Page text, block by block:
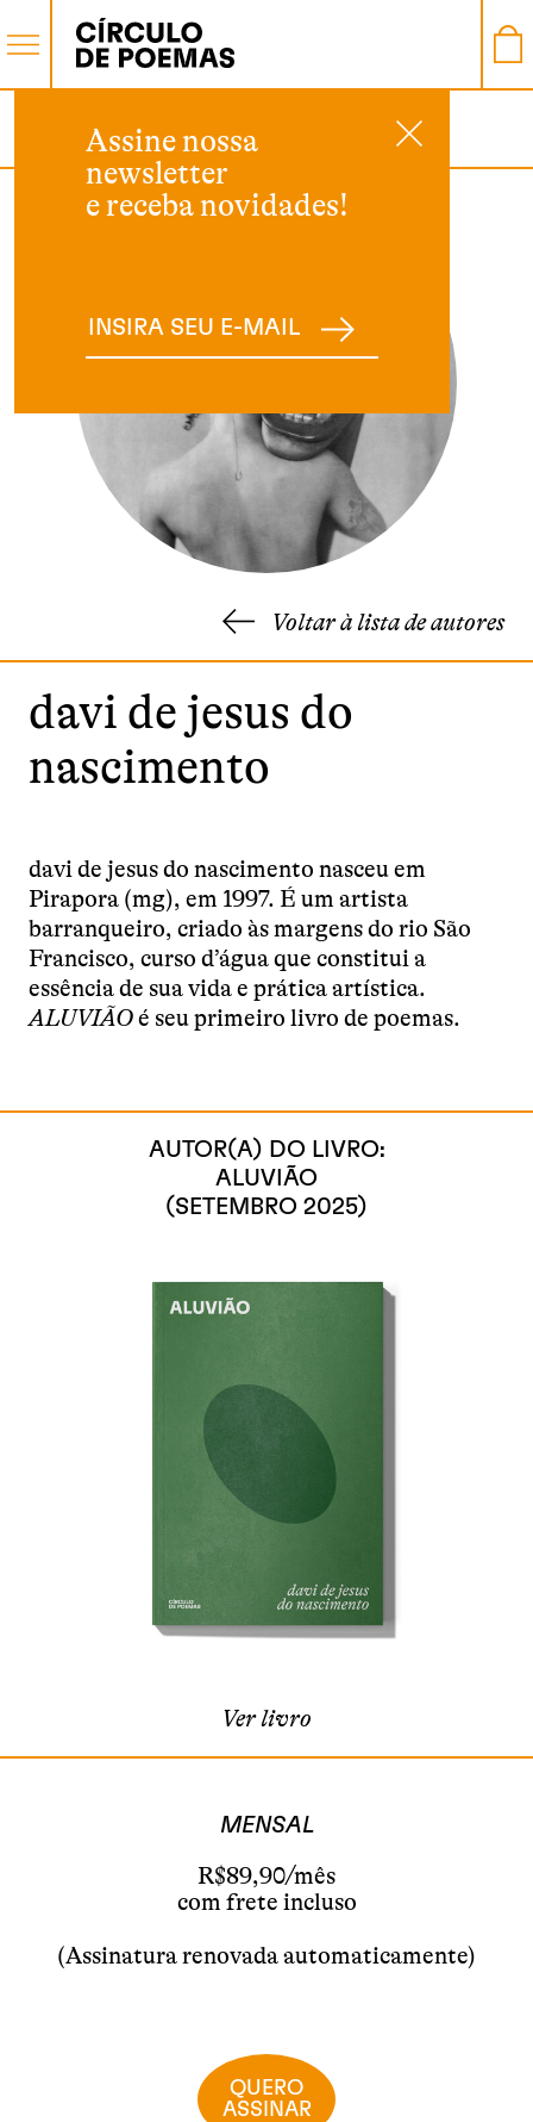
Voltar à lista de autores
davi de jesus do
nascimento
davi de jesus do nascimento nasceu em
Pirapora (mg), em 1997. É um artista
barranqueiro, criado às margens do rio São
Francisco, curso d’água que constitui a
essência de sua vida e prática artística.
ALUVIÃOé seu primeiro livro de poemas.
AUTOR(A) DO LIVRO:
ALUVIÃO
(SETEMBRO 2025)
Ver livro
Assine nossa
newsletter
e receba novidades!
MENSAL
R$89,90/mês
com frete incluso
(Assinatura renovada automaticamente)
QUERO
ASSINAR